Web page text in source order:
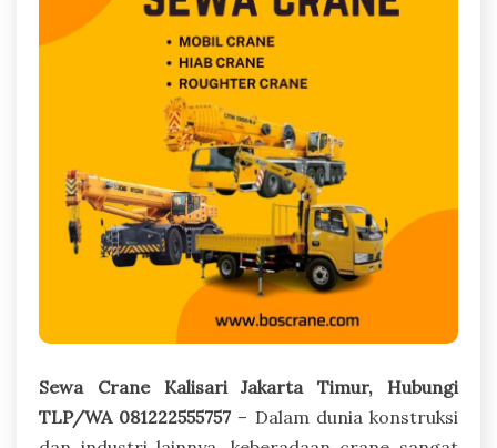
Sewa Crane Kalisari Jakarta Timur, Hubungi
TLP/WA 081222555757– Dalam dunia konstruksi